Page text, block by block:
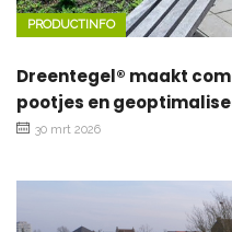
PRODUCTINFO
Dreentegel® maakt
pootjes en
30 mrt 2026